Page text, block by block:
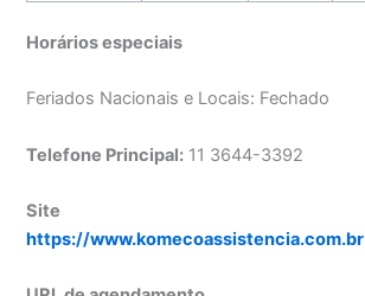
Horários especiais
Feriados Nacionais e Locais: Fechado
Telefone Principal: 11 3644-3392
Site
https://www.komecoassistencia.com.br